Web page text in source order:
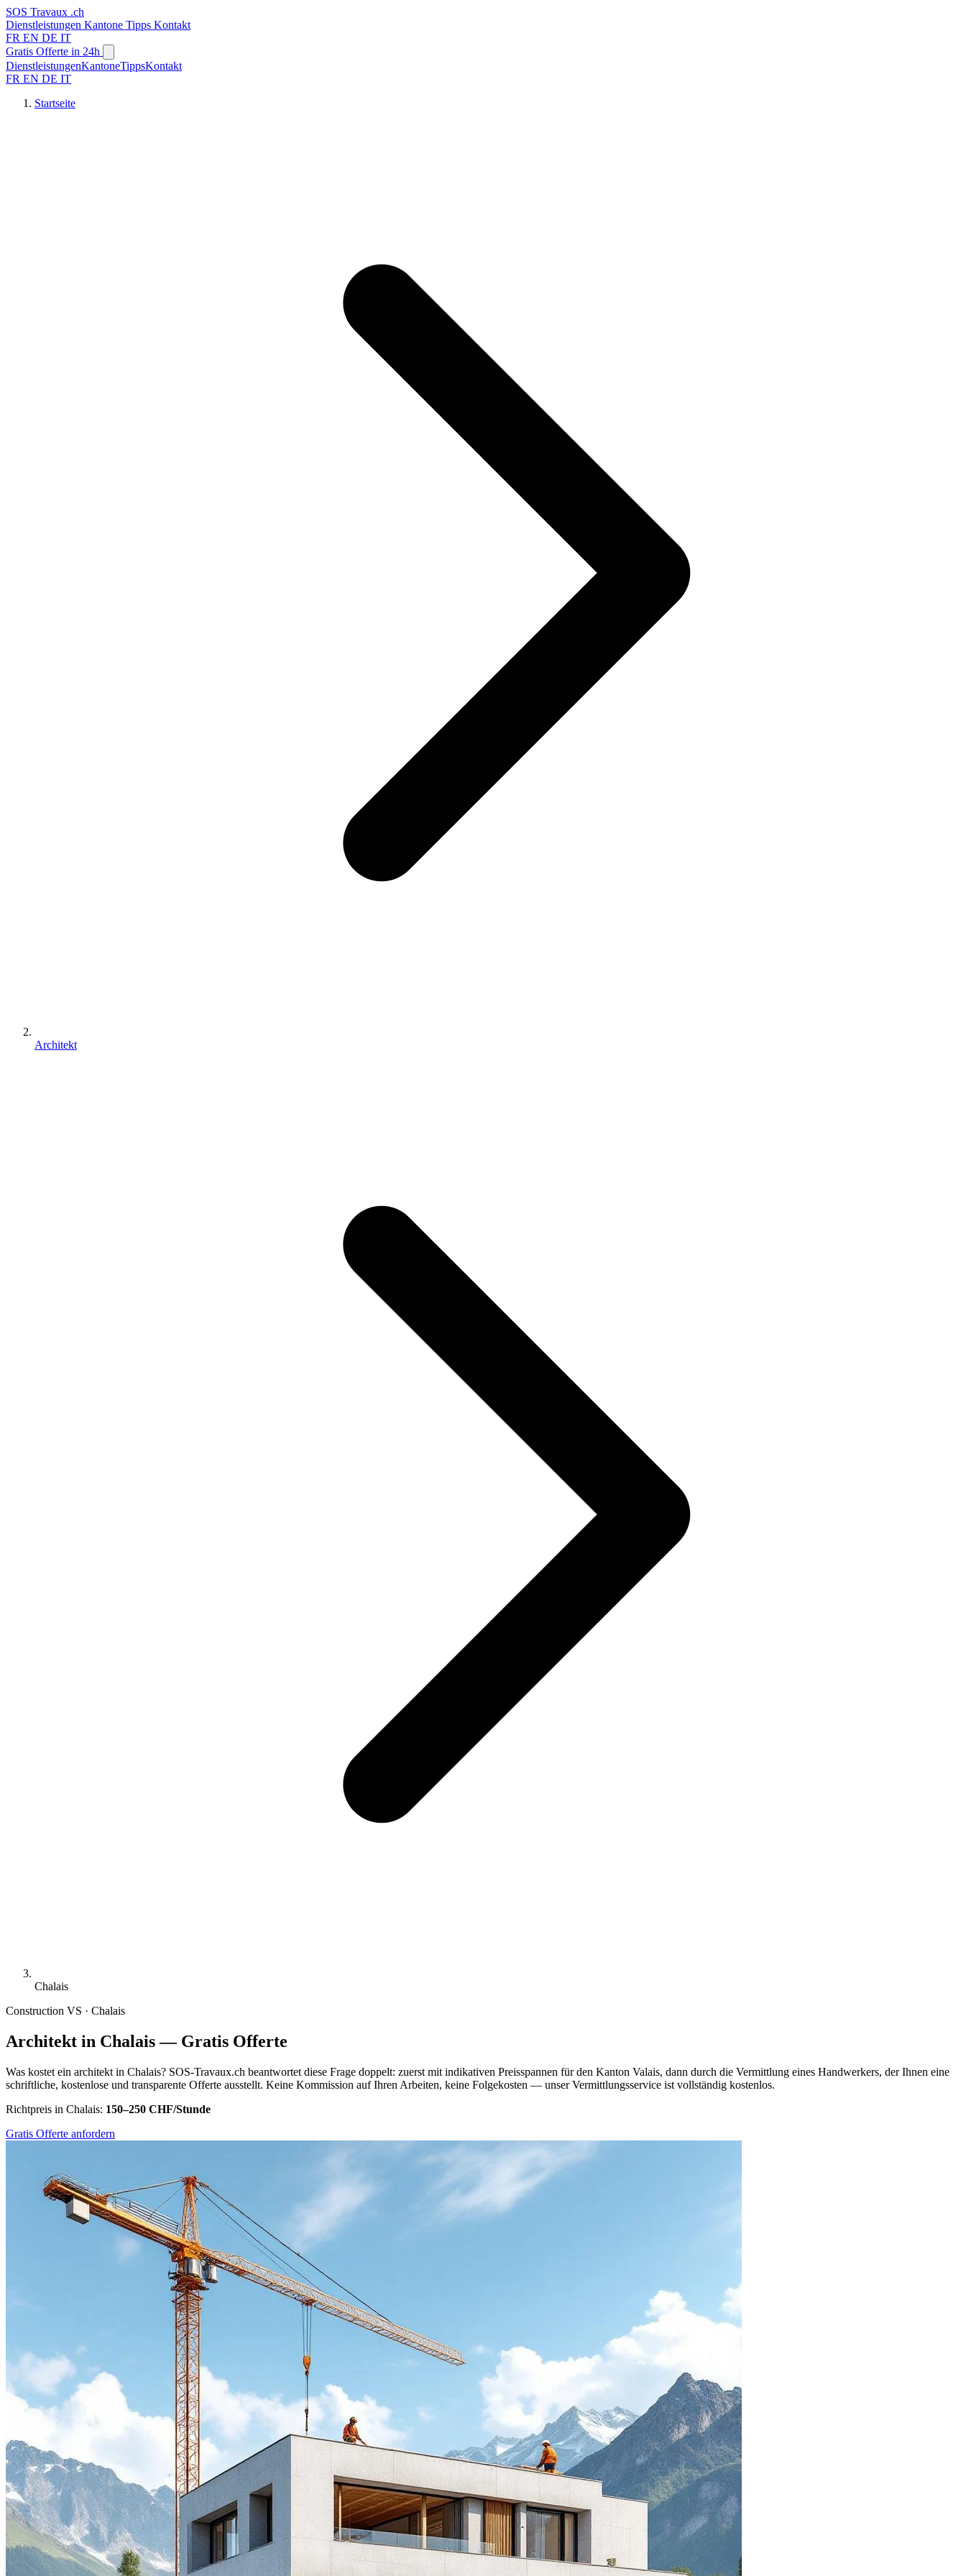
SOS Travaux .ch
Dienstleistungen Kantone Tipps Kontakt
FR EN DE IT
Gratis Offerte in 24h
DienstleistungenKantoneTippsKontakt
FR EN DE IT
Startseite
Architekt
Chalais
Construction VS · Chalais
Architekt in Chalais — Gratis Offerte
Was kostet ein architekt in Chalais? SOS-Travaux.ch beantwortet diese Frage doppelt: zuerst mit indikativen Preisspannen für den Kanton Valais, dann durch die Vermittlung eines Handwerkers, der Ihnen eine
schriftliche, kostenlose und transparente Offerte ausstellt. Keine Kommission auf Ihren Arbeiten, keine Folgekosten — unser Vermittlungsservice ist vollständig kostenlos.
Richtpreis in Chalais: 150–250 CHF/Stunde
Gratis Offerte anfordern